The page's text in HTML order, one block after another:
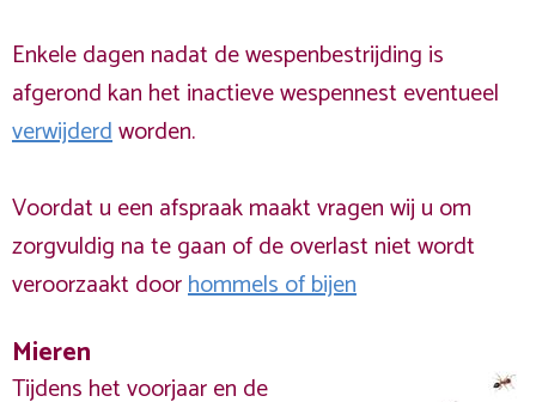
Enkele dagen nadat de wespenbestrijding is
afgerond kan het inactieve wespennest eventueel
verwijderdworden.
Voordat u een afspraak maakt vragen wij u om
zorgvuldig na te gaan of de overlast niet wordt
veroorzaakt doorhommels of bijen
Mieren
Tijdens het voorjaar en de